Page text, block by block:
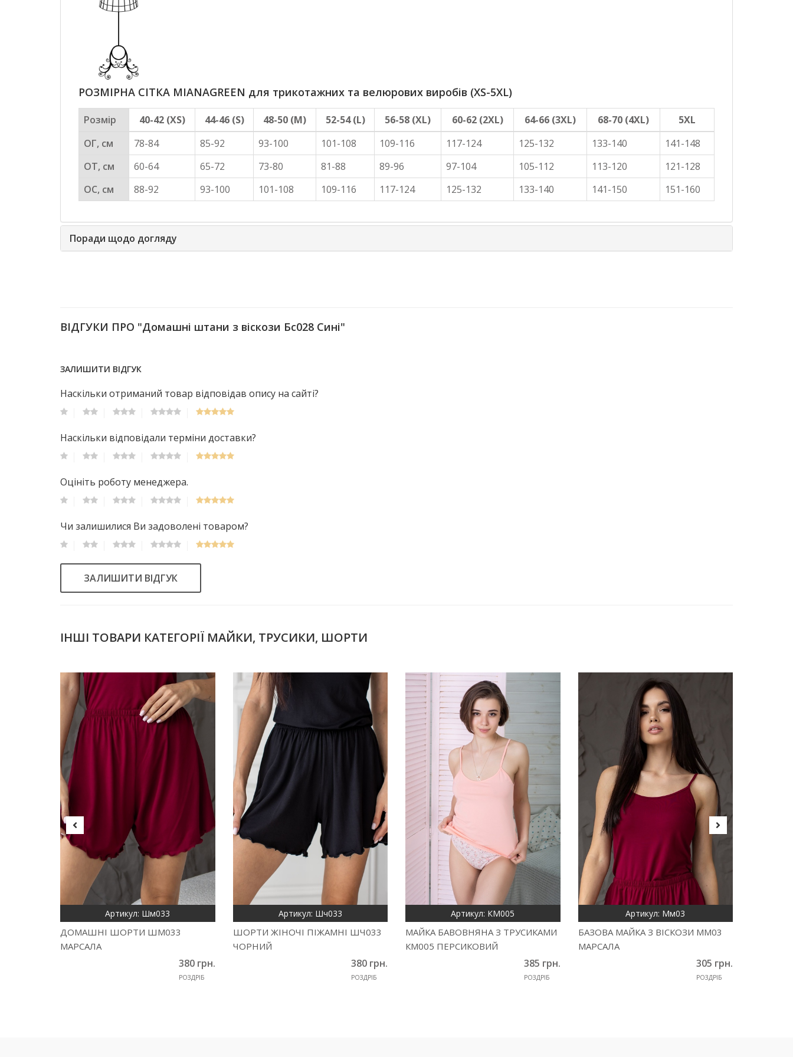
РОЗМІРНА СІТКА MIANAGREEN для трикотажних та велюрових виробів (XS-5XL)
Розмір 40-42 (XS) 44-46 (S) 48-50 (M) 52-54 (L) 56-58 (XL) 60-62 (2XL) 64-66 (3XL) 68-70 (4XL)
5XL
ОГ, см
78-84 85-92 93-100 101-108 109-116 117-124 125-132 133-140
141-148
ОТ, см
60-64 65-72 73-80 81-88 89-96 97-104 105-112 113-120
121-128
ОС, см
88-92 93-100 101-108 109-116 117-124 125-132 133-140 141-150 151-160
Поради щодо догляду
ВІДГУКИ ПРО "Домашні штани з віскози Бс028 Сині"
ЗАЛИШИТИ ВІДГУК
Наскільки отриманий товар відповідав опису на сайті?
Наскільки відповідали терміни доставки?
Оцініть роботу менеджера.
Чи залишилися Ви задоволені товаром?
ЗАЛИШИТИ ВІДГУК
ІНШІ ТОВАРИ КАТЕГОРІЇ МАЙКИ, ТРУСИКИ, ШОРТИ
Артикул: Шм033
ДОМАШНІ ШОРТИ ШМ033
МАРСАЛА
380 грн.
РОЗДРІБ
Артикул: Шч033
ШОРТИ ЖІНОЧІ ПІЖАМНІ ШЧ033
ЧОРНИЙ
380 грн.
РОЗДРІБ
Артикул: КМ005
МАЙКА БАВОВНЯНА З ТРУСИКАМИ
КМ005 ПЕРСИКОВИЙ
385 грн.
РОЗДРІБ
Артикул: Мм03
БАЗОВА МАЙКА З ВІСКОЗИ ММ03
МАРСАЛА
305 грн.
РОЗДРІБ